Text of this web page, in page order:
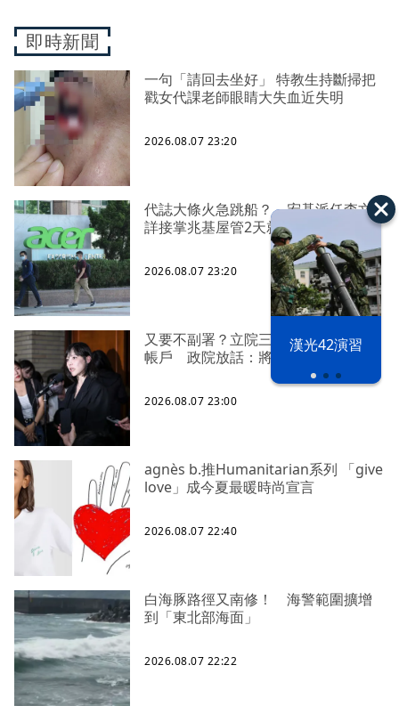
漢光42演習
即時新聞
一句「請回去坐好」 特教生持斷掃把
戳女代課老師眼睛大失血近失明
2026.08.07 23:20
代誌大條火急跳船？ 宏碁派任李文
詳接掌兆基屋管2天就喊撤出！
2026.08.07 23:20
又要不副署？立院三讀藍白兒少未來
帳戶 政院放話：將採必要憲政作為
2026.08.07 23:00
agnès b.推Humanitarian系列 「give
love」成今夏最暖時尚宣言
2026.08.07 22:40
白海豚路徑又南修！ 海警範圍擴增
到「東北部海面」
2026.08.07 22:22